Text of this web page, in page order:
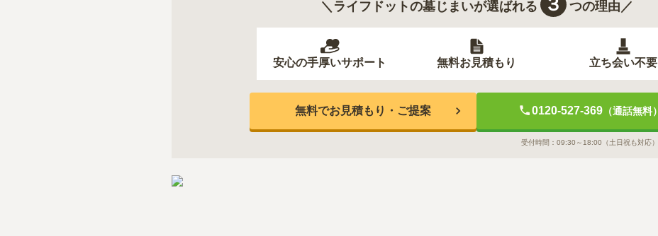
＼ライフドットの墓じまいが選ばれる つの理由／
安心の手厚いサポート 無料お見積もり 立ち会い不要
無料でお見積もり・ご提案 0120-527-369（通話無料）
受付時間： 09:30～18:00 （土日祝も対応）